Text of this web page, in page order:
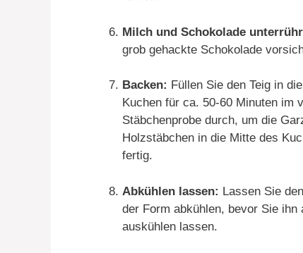
Milch und Schokolade
grob gehackte Schokolade
Backen: Füllen Sie den Teig in
Kuchen für ca. 50-60 Minuten im
Stäbchenprobe durch, um die
Holzstäbchen in die Mitte des
fertig.
Abkühlen lassen: Lassen Sie
der Form abkühlen, bevor Sie
auskühlen lassen.